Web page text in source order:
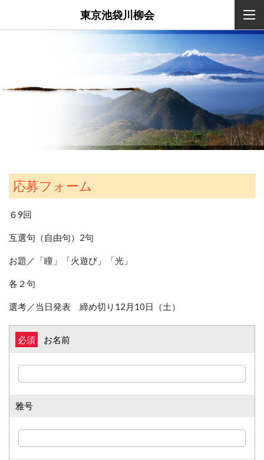
東京池袋川柳会
応募フォーム
６9回
互選句（自由句）2句
お題／「瞳」「火遊び」「光」
各２句
選考／当日発表 締め切り12月10日（土）
お名前
必須
雅号